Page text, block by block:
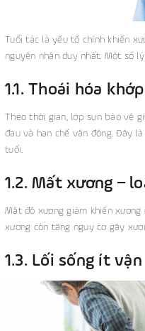
Tuổi tác là yếu tố chính khiến
nguyên nhân duy nhất. Một số
1.1. Thoái hóa
Theo thời gian, lớp sụn bảo vệ
đau và hạn chế vận động. Đây
tuổi.
1.2. Mất xương –
Mật độ xương giảm khiến xương
xương còn tăng nguy cơ gãy
1.3. Lối sống ít